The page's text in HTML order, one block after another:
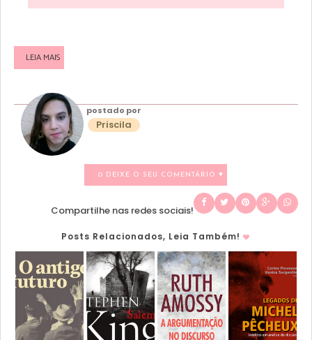
LEIA MAIS
postado por
Priscila
0 DEIXE O SEU COMENTÁRIO ♥
Compartilhe nas redes sociais!
Posts Relacionados, Leia Também!